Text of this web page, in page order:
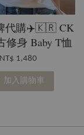
代購✈️🇰🇷 CK
修身 Baby T恤
NT$ 1,480
加入購物車